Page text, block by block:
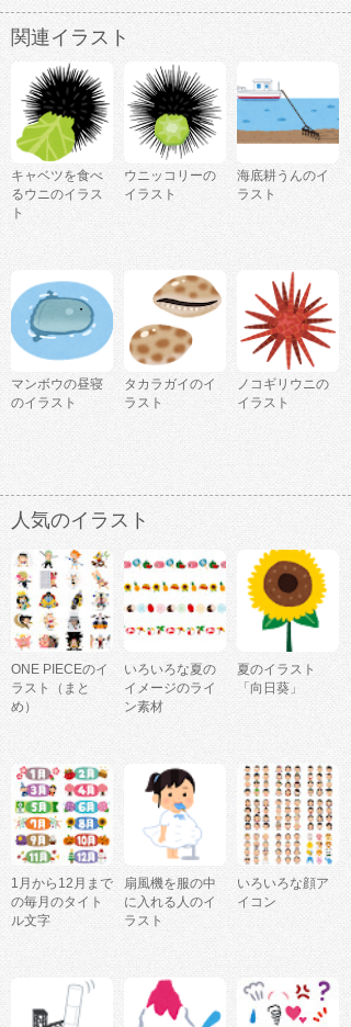
関連イラスト
キャベツを食べ
るウニのイラス
ト
ウニッコリーの
イラスト
海底耕うんのイ
ラスト
マンボウの昼寝
のイラスト
タカラガイのイ
ラスト
ノコギリウニの
イラスト
人気のイラスト
ONE PIECEのイ
ラスト（まと
め）
いろいろな夏の
イメージのライ
ン素材
夏のイラスト
「向日葵」
1月から12月まで
の毎月のタイト
ル文字
扇風機を服の中
に入れる人のイ
ラスト
いろいろな顔ア
イコン